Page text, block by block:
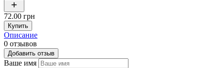
72.00 грн
Купить
Описание
0 отзывов
Добавить отзыв
Ваше имя